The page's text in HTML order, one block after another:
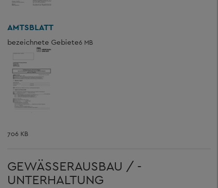
AMTSBLATT
bezeichnete Gebiete6 MB
706 KB
GEWÄSSERAUSBAU / -
UNTERHALTUNG